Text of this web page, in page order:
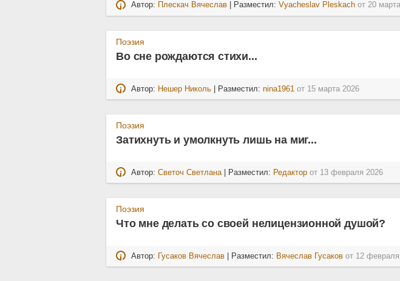
Автор: Плескач Вячеслав | Разместил:Vyacheslav Pleskach от20
Поэзия
Во сне рождаются стихи...
Автор: Нешер Николь | Разместил:nina1961 от 15 марта 2026
Поэзия
Затихнуть и умолкнуть лишь на миг...
Автор:Светоч Светлана | Разместил: Редактор от 13 февраля 2026
Поэзия
Что мне делать со своей нелицензионной душой?
Автор: Гусаков Вячеслав | Разместил: Вячеслав Гусаков от 12